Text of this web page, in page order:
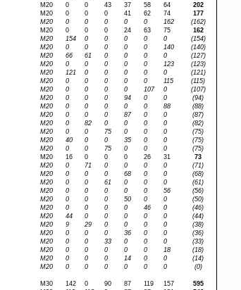
M20 0 0 43 37 58 64
202
M20 0 0 0 41 62 74
177
M20 0 0 0 0 0 162
(162)
M20 0 0 0 24 63 75
162
M20 154 0 0 0 0 0
(154)
M20 0 0 0 0 0 140
(140)
M20 66 61 0 0 0 0
(127)
M20 0 0 0 0 0 123
(123)
M20 121 0 0 0 0 0
(121)
M20 0 0 0 0 0 115
(115)
M20 0 0 0 0 107 0
(107)
M20 0 0 0 94 0 0
(94)
M20 0 0 0 0 0 88
(88)
M20 0 0 0 87 0 0
(87)
M20 0 82 0 0 0 0
(82)
M20 0 0 75 0 0 0
(75)
M20 40 0 0 35 0 0
(75)
M20 0 0 75 0 0 0
(75)
M20 16 0 0 0 26 31
73
M20 0 71 0 0 0 0
(71)
M20 0 0 0 68 0 0
(68)
M20 0 0 61 0 0 0
(61)
M20 0 0 0 0 0 56
(56)
M20 0 0 0 50 0 0
(50)
M20 0 0 0 0 46 0
(46)
M20 44 0 0 0 0 0
(44)
M20 9 29 0 0 0 0
(38)
M20 0 0 0 36 0 0
(36)
M20 0 0 33 0 0 0
(33)
M20 0 0 0 0 0 18
(18)
M20 0 0 0 14 0 0
(14)
M20 0 0 0 0 0 0 (0)
M30 142 0 90 87 119 157
595